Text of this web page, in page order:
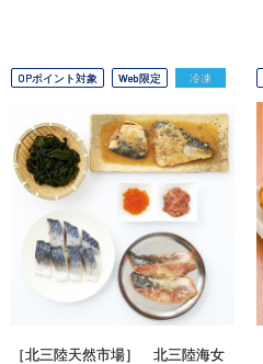
OPポイント対象 Web限定 冷凍
［北三陸天然市場］ 北三陸海女